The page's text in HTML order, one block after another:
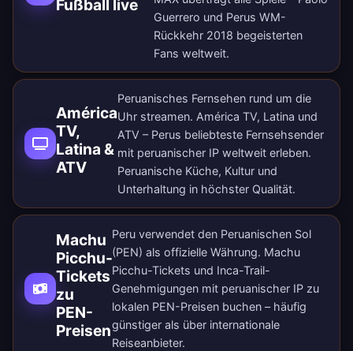
Fußball live
Guerrero und Perus WM-
Rückkehr 2018 begeisterten
Fans weltweit.
América
TV,
Latina &
ATV
Peruanisches Fernsehen rund um die
Uhr streamen. América TV, Latina und
ATV – Perus beliebteste Fernsehsender
mit peruanischer IP weltweit erleben.
Peruanische Küche, Kultur und
Unterhaltung in höchster Qualität.
Machu
Picchu-
Tickets
zu
PEN-
Preisen
Peru verwendet den Peruanischen Sol
(PEN) als offizielle Währung. Machu
Picchu-Tickets und Inca-Trail-
Genehmigungen mit peruanischer IP zu
lokalen PEN-Preisen buchen – häufig
günstiger als über internationale
Reiseanbieter.